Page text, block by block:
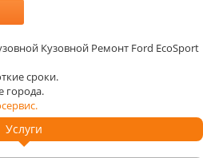
Кузовной Ремонт Ford EcoSport
сроки.
города.
Услуги